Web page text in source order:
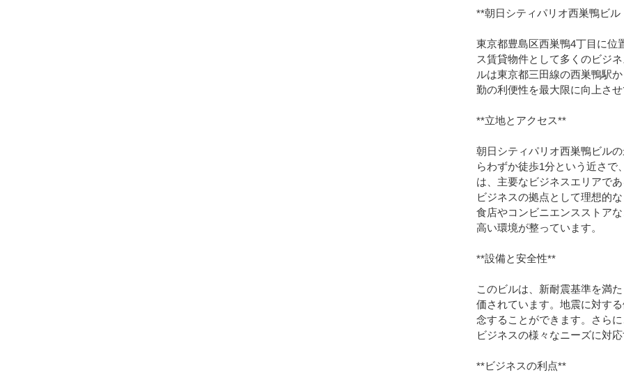
**朝日シティパリオ西巣鴨ビ
東京都豊島区西巣鴨4丁目に位
ス賃貸物件として多くのビジ
ルは東京都三田線の西巣鴨駅
勤の利便性を最大限に向上させ
**立地とアクセス**
朝日シティパリオ西巣鴨ビル
らわずか徒歩1分という近さで
は、主要なビジネスエリアで
ビジネスの拠点として理想的
食店やコンビニエンスストア
高い環境が整っています。
**設備と安全性**
このビルは、新耐震基準を満
価されています。地震に対す
念することができます。さら
ビジネスの様々なニーズに対応
**ビジネスの利点**